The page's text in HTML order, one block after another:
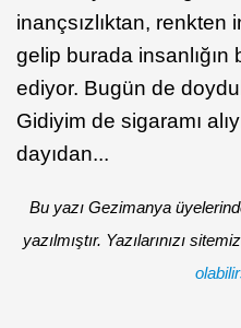
inançsızlıktan, renkten
gelip burada insanlığın
ediyor. Bugün de
Gidiyim de sigaramı
dayıdan...
Bu yazı Gezimanya
yazılmıştır. Yazılarınızı